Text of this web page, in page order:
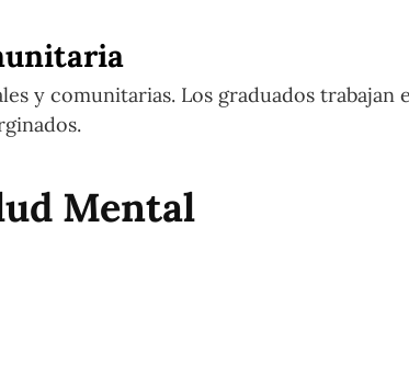
y comunitarias. Los graduados trabajan
Mental